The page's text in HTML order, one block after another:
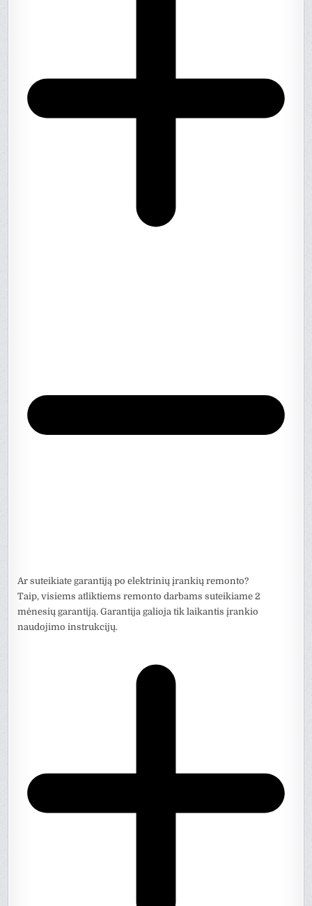
Ar suteikiate garantiją po elektrinių įrankių remonto?
Taip, visiems atliktiems remonto darbams suteikiame 2
mėnesių garantiją. Garantija galioja tik laikantis įrankio
naudojimo instrukcijų.